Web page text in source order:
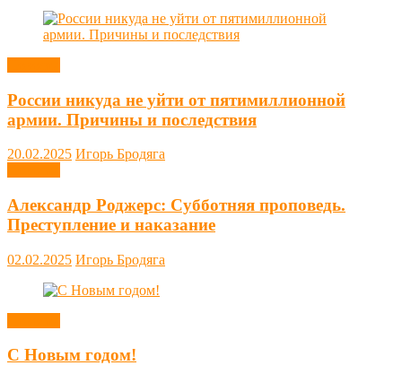
России никуда не уйти от пятимиллионной
армии. Причины и последствия
20.02.2025 Игорь Бродяга
Александр Роджерс: Субботняя проповедь.
Преступление и наказание
02.02.2025 Игорь Бродяга
С Новым годом!